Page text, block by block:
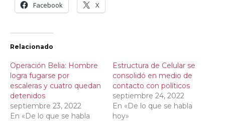
Facebook X
Relacionado
Operación Belia: Hombre
logra fugarse por
escaleras y cuatro quedan
detenidos
septiembre 23, 2022
En «De lo que se habla
Estructura de Celular se
consolidó en medio de
contacto con políticos
septiembre 24, 2022
En «De lo que se habla
hoy»